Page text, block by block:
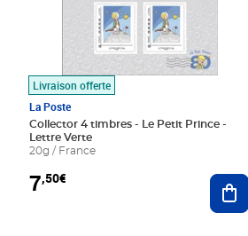
au panier
Livraison offerte
La Poste
Collector 4 timbres - Le Petit Prince -
Lettre Verte
20g / France
7,50€